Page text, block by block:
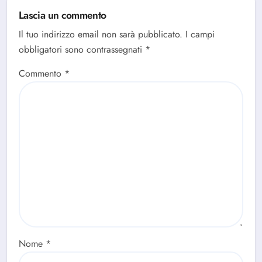
Lascia un commento
Il tuo indirizzo email non sarà pubblicato. I campi
obbligatori sono contrassegnati *
Commento *
Nome *